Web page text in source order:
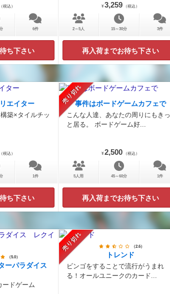
（税込）
6件
ち下さい
¥ 3,259 （税込）
2～5人 15～30分 3件
再入荷までお待ち下さい
エイター
築×タイルチッ
（税込）
1件
ち下さい
売り切れ事件はボードゲームカフェで
こんな人達、あなたの周りにもきっ
と居る。 ボードゲーム好...
¥ 2,500 （税込）
5人用 45～60分 1件
再入荷までお待ち下さい
（5.0）
ーパラダイス
ードゲーム
売り切れ （2.6）
トレンド
ビンゴをすることで流行がうまれ
る！オールユニークのカード...